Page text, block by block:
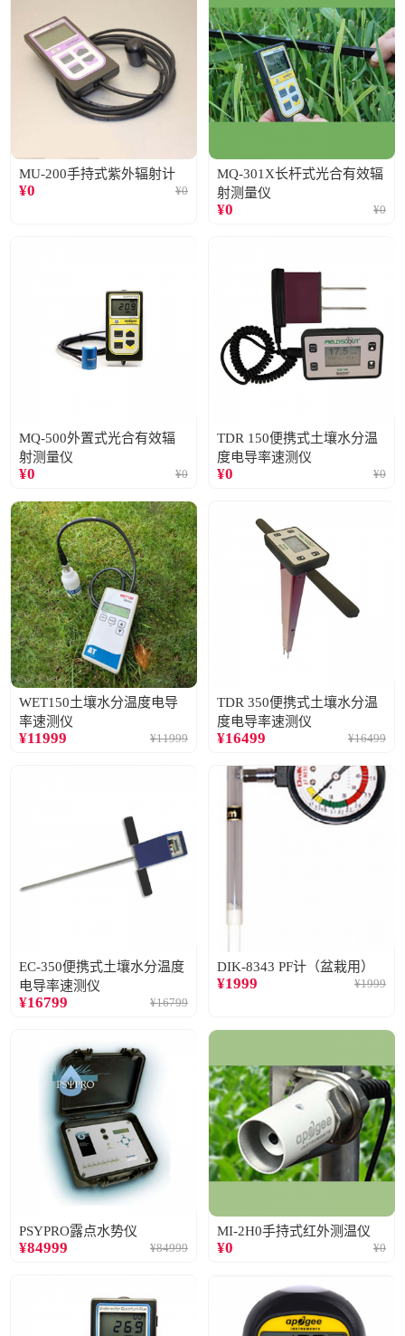
MU-200手持式紫外辐射计
¥0 ¥0
MQ-301X长杆式光合有效辐
射测量仪
¥0 ¥0
MQ-500外置式光合有效辐
射测量仪
¥0 ¥0
TDR 150便携式土壤水分温
度电导率速测仪
¥0 ¥0
WET150土壤水分温度电导
率速测仪
¥11999 ¥11999
TDR 350便携式土壤水分温
度电导率速测仪
¥16499 ¥16499
EC-350便携式土壤水分温度
电导率速测仪
¥16799 ¥16799
DIK-8343 PF计（盆栽用）
¥1999 ¥1999
PSYPRO露点水势仪
¥84999 ¥84999
MI-2H0手持式红外测温仪
¥0 ¥0